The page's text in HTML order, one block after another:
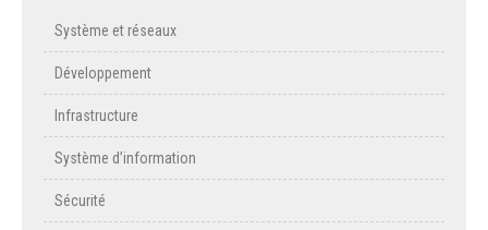
Système et réseaux
Développement
Infrastructure
Système d’information
Sécurité